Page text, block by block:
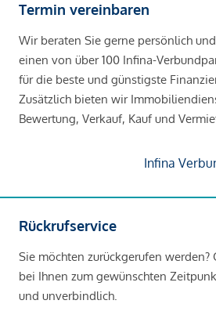
Termin vereinbaren
Wir beraten Sie gerne persönlich
einen von über 100 Infina-
für die beste und günstigste
Zusätzlich bieten wir
Bewertung, Verkauf, Kauf und
Infina
Rückrufservice
Sie möchten zurückgerufen
bei Ihnen zum gewünschten
und unverbindlich.